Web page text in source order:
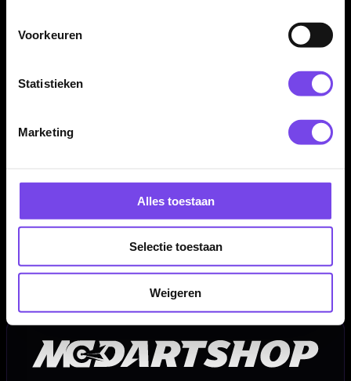
Voorkeuren
Statistieken
Marketing
Alles toestaan
Selectie toestaan
Weigeren
Producttype:Dart shafts
Geschikt voor:Steeltip en softtip dartpijlen
Set van 3 stuks